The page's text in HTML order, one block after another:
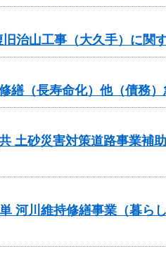
治山工事（大久手）に関
繕（長寿命化）他（債務
土砂災害対策道路事業補
河川維持修繕事業（暮ら